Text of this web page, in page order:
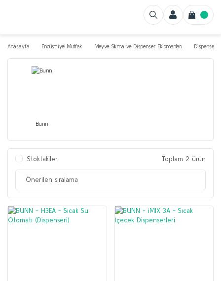
Anasayfa Endüstriyel Mutfak Meyve Sıkma ve Dispenser Ekipmanları
Bunn
Stoktakiler Toplam 2 ürün